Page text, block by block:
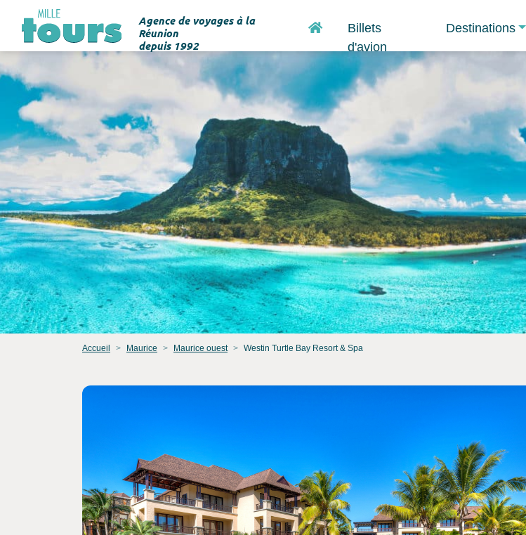
Agence de voyages à la
Réunion
depuis 1992
AccueilBillets
d'avion
Destinations
Accueil Maurice Maurice ouest Westin Turtle Bay Resort & Spa